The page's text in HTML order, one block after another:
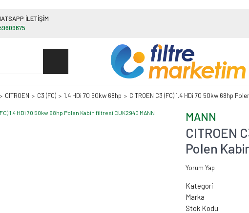
İLETİŞİM
CITROEN C3 (FC) 1.4 HDi 70 50kw 68hp CITROEN C3 (FC) 1.4 HDi 70 50kw 68hp
MANN
CITROEN
Polen
Yorum Yap
Kategori
Marka
Stok Kodu